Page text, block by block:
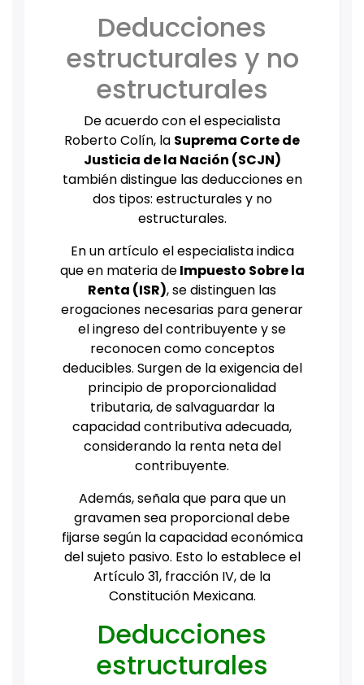
Deducciones
estructurales y no
estructurales
De acuerdo con el especialista
Roberto Colín, la Suprema Corte de
Justicia de la Nación (SCJN)
también distingue las deducciones en
dos tipos: estructurales y no
estructurales.
En un artículo el especialista indica
que en materia deImpuesto Sobre la
Renta (ISR), se distinguen las
erogaciones necesarias para generar
el ingreso del contribuyente y se
reconocen como conceptos
deducibles. Surgen de la exigencia del
principio de proporcionalidad
tributaria, de salvaguardar la
capacidad contributiva adecuada,
considerando la renta neta del
contribuyente.
Además, señala que para que un
gravamen sea proporcional debe
fijarse según la capacidad económica
del sujeto pasivo. Esto lo establece el
Artículo 31, fracción IV, de la
Constitución Mexicana.
Deducciones
estructurales